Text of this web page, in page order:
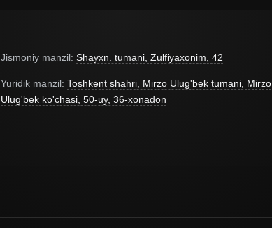
Jismoniy manzil: Shayxn. tumani, Zulfiyaxonim, 42
Yuridik manzil: Toshkent shahri, Mirzo Ulug'bek tumani, Mirzo
Ulug'bek ko'chasi, 50-uy, 36-xonadon